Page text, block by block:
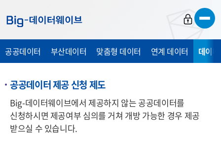
가
가
가
공공데이터 부산데이터 맞춤형 데이터 연계 데이터 데이
공공데이터 제공 신청 제도
Big-데이터웨이브에서 제공하지 않는 공공데이터를
신청하시면 제공여부 심의를 거쳐 개방 가능한 경우 제공
받으실 수 있습니다.